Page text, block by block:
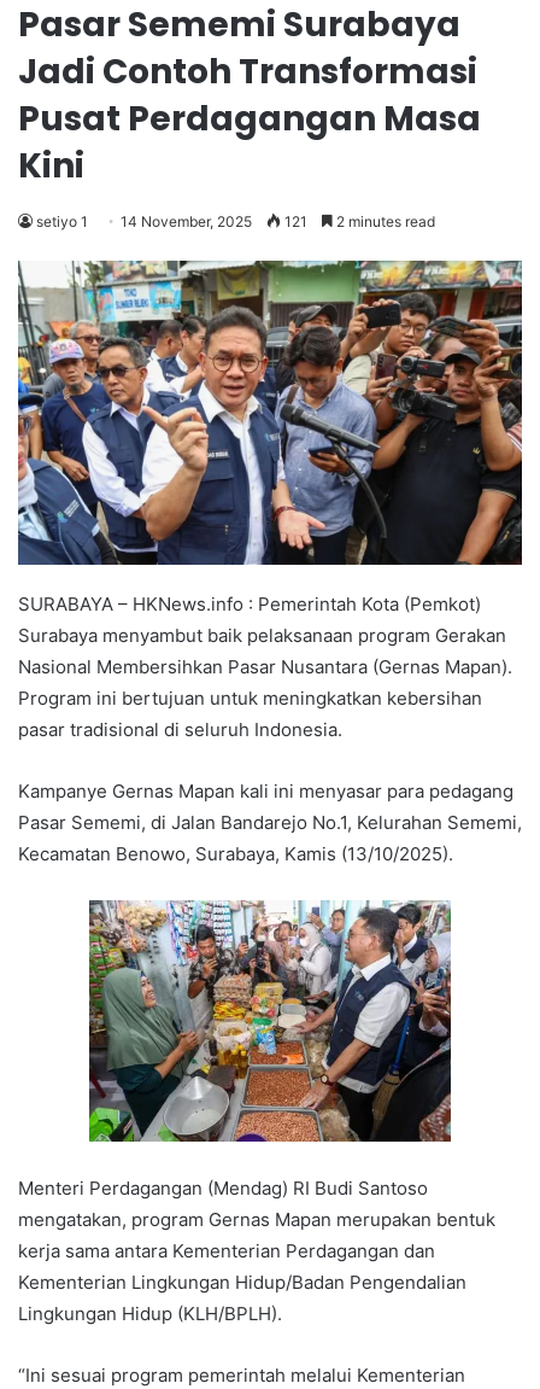
Pasar Sememi Surabaya
Jadi Contoh Transformasi
Pusat Perdagangan Masa
Kini
setiyo 1 14 November, 2025 121 2 minutes read
SURABAYA – HKNews.info : Pemerintah Kota (Pemkot)
Surabaya menyambut baik pelaksanaan program Gerakan
Nasional Membersihkan Pasar Nusantara (Gernas Mapan).
Program ini bertujuan untuk meningkatkan kebersihan
pasar tradisional di seluruh Indonesia.
Kampanye Gernas Mapan kali ini menyasar para pedagang
Pasar Sememi, di Jalan Bandarejo No.1, Kelurahan Sememi,
Kecamatan Benowo, Surabaya, Kamis (13/10/2025).
Menteri Perdagangan (Mendag) RI Budi Santoso
mengatakan, program Gernas Mapan merupakan bentuk
kerja sama antara Kementerian Perdagangan dan
Kementerian Lingkungan Hidup/Badan Pengendalian
Lingkungan Hidup (KLH/BPLH).
“Ini sesuai program pemerintah melalui Kementerian